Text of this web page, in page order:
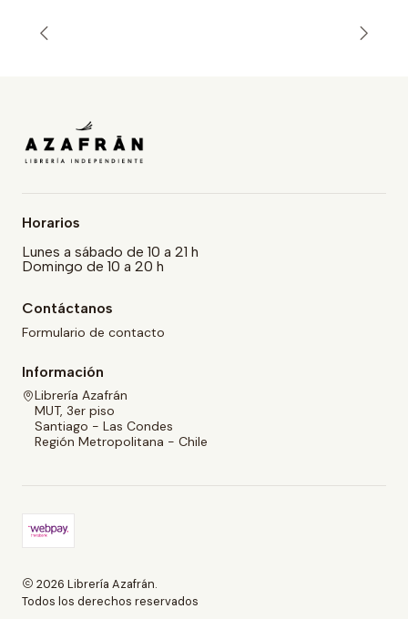
Horarios
Lunes a sábado de 10 a 21 h
Domingo de 10 a 20 h
Contáctanos
Formulario de contacto
Información
Librería Azafrán
MUT, 3er piso
Santiago - Las Condes
Región Metropolitana - Chile
2026 Librería Azafrán.
Todos los derechos reservados